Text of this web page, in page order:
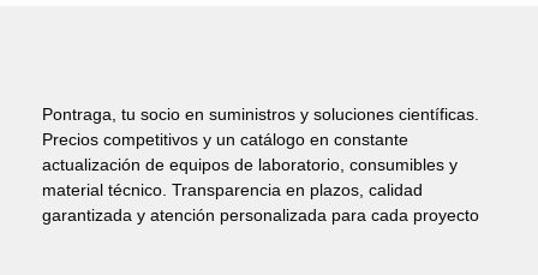
Pontraga, tu socio en suministros y soluciones científicas.
Precios competitivos y un catálogo en constante
actualización de equipos de laboratorio, consumibles y
material técnico. Transparencia en plazos, calidad
garantizada y atención personalizada para cada proyecto